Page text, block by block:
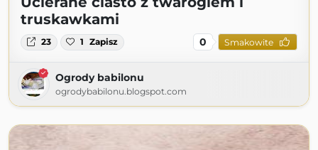
truskawkami
23 1 Zapisz 0 Smakowite
Ogrody babilonu
ogrodybabilonu.blogspot.com